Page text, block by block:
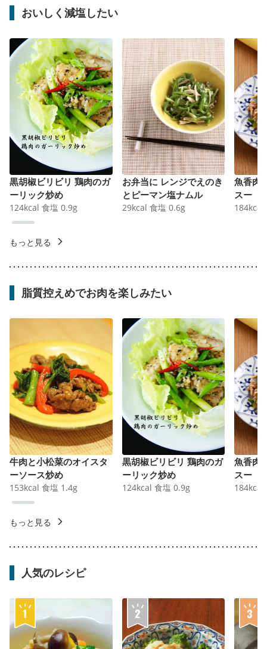
おいしく減塩したい
黒胡椒ビリビリ 鶏肉のガ
ーリック炒め
124kcal 食塩 0.9g
お弁当に レンジでえのき
とピーマン塩ナムル
29kcal 食塩 0.6g
魚香肉
スー
184kcal
もっと見る
脂質控えめでお肉を楽しみたい
牛肉と小松菜のオイスタ
ーソース炒め
153kcal 食塩 1.4g
黒胡椒ビリビリ 鶏肉のガ
ーリック炒め
124kcal 食塩 0.9g
魚香肉
スー
184kcal
もっと見る
人気のレシピ